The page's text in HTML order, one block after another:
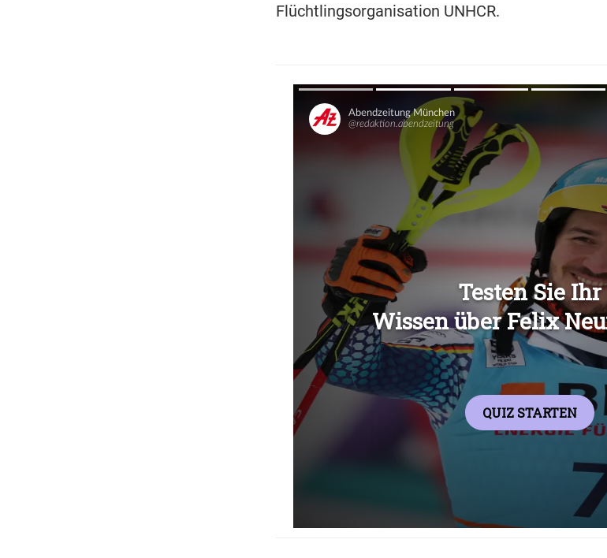
Flüchtlingsorganisation UNHCR.